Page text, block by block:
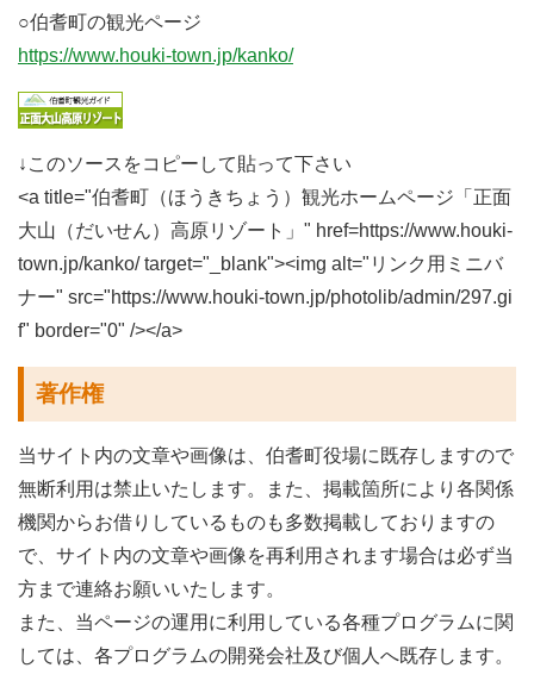
○伯耆町の観光ページ
https://www.houki-town.jp/kanko/
↓このソースをコピーして貼って下さい
<a title="伯耆町（ほうきちょう）観光ホームページ「正面
大山（だいせん）高原リゾート」" href=https://www.houki-
town.jp/kanko/ target="_blank"><img alt="リンク用ミニバ
ナー" src="https://www.houki-town.jp/photolib/admin/297.gi
f" border="0" /></a>
著作権
当サイト内の文章や画像は、伯耆町役場に既存しますので
無断利用は禁止いたします。また、掲載箇所により各関係
機関からお借りしているものも多数掲載しておりますの
で、サイト内の文章や画像を再利用されます場合は必ず当
方まで連絡お願いいたします。
また、当ページの運用に利用している各種プログラムに関
しては、各プログラムの開発会社及び個人へ既存します。